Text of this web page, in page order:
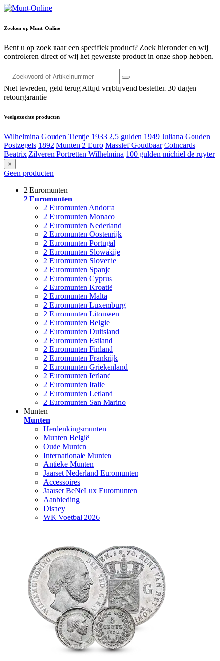
Zoeken op Munt-Online
Bent u op zoek naar een specifiek product? Zoek hieronder en wij
controleren direct of wij het gewenste product in onze shop hebben.
Niet tevreden, geld terug Altijd vrijblijvend bestellen 30 dagen
retourgarantie
Veelgezochte producten
Wilhelmina Gouden Tientje 1933 2,5 gulden 1949 Juliana Gouden
Postzegels 1892 Munten 2 Euro Massief Goudbaar Coincards
Beatrix Zilveren Portretten Wilhelmina 100 gulden michiel de ruyter
×
Geen producten
2 Euromunten
2 Euromunten
2 Euromunten Andorra
2 Euromunten Monaco
2 Euromunten Nederland
2 Euromunten Oostenrijk
2 Euromunten Portugal
2 Euromunten Slowakije
2 Euromunten Slovenie
2 Euromunten Spanje
2 Euromunten Cyprus
2 Euromunten Kroatië
2 Euromunten Malta
2 Euromunten Luxemburg
2 Euromunten Litouwen
2 Euromunten Belgie
2 Euromunten Duitsland
2 Euromunten Estland
2 Euromunten Finland
2 Euromunten Frankrijk
2 Euromunten Griekenland
2 Euromunten Ierland
2 Euromunten Italie
2 Euromunten Letland
2 Euromunten San Marino
Munten
Munten
Herdenkingsmunten
Munten België
Oude Munten
Internationale Munten
Antieke Munten
Jaarset Nederland Euromunten
Accessoires
Jaarset BeNeLux Euromunten
Aanbieding
Disney
WK Voetbal 2026